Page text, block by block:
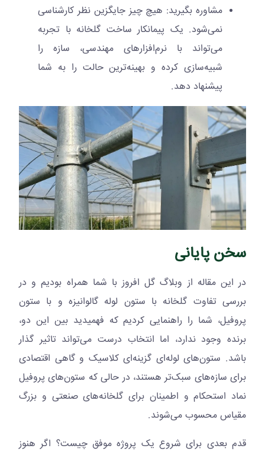
مشاوره بگیرید: هیچ چیز جایگزین نظر کارشناسی
نمی‌شود. یک پیمانکار ساخت گلخانه با تجربه
می‌تواند با نرم‌افزارهای مهندسی، سازه را
شبیه‌سازی کرده و بهینه‌ترین حالت را به شما
پیشنهاد دهد.
سخن پایانی
در این مقاله از وبلاگ گل افروز با شما همراه بودیم و در
بررسی تفاوت گلخانه با ستون لوله گالوانیزه و با ستون
پروفیل، شما را راهنمایی کردیم که فهمیدید بین این دو،
برنده وجود ندارد، اما انتخاب درست می‌تواند تاثیر گذار
باشد. ستون‌های لوله‌ای گزینه‌ای کلاسیک و گاهی اقتصادی
برای سازه‌های سبک‌تر هستند، در حالی که ستون‌های پروفیل
نماد استحکام و اطمینان برای گلخانه‌های صنعتی و بزرگ
مقیاس محسوب می‌شوند.
قدم بعدی برای شروع یک پروژه موفق چیست؟ اگر هنوز